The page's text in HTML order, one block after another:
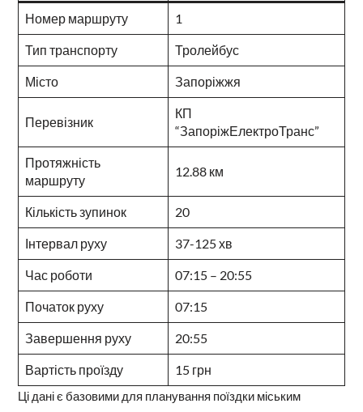
Номер маршруту 1
Тип транспорту Тролейбус
Місто Запоріжжя
Перевізник
КП
“ЗапоріжЕлектроТранс”
Протяжність
маршруту
12.88 км
Кількість зупинок 20
Інтервал руху 37-125 хв
Час роботи 07:15 – 20:55
Початок руху 07:15
Завершення руху 20:55
Вартість проїзду 15 грн
Ці дані є базовими для планування поїздки міським